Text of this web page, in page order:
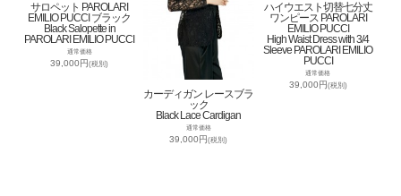
サロペット PAROLARI
EMILIO PUCCI ブラック
Black Salopette in
PAROLARI EMILIO PUCCI
通常価格
39,000円(税別)
カーディガン レースブラ
ック
Black Lace Cardigan
通常価格
39,000円(税別)
ハイウエスト切替七分丈
ワンピース PAROLARI
EMILIO PUCCI
High Waist Dress with 3/4
Sleeve PAROLARI EMILIO
PUCCI
通常価格
39,000円(税別)